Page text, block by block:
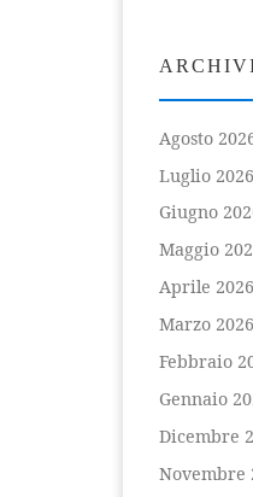
Agosto
Luglio 2026
Giugno
Maggio
Aprile 2026
Marzo 2026
Febbraio
Gennaio
Dicembre
Novembre